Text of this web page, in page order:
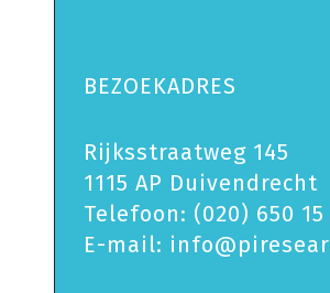
BEZOEKADRES
Rijksstraatweg 145
1115 AP Duivendrecht
Telefoon: (020) 650 15
E-mail: